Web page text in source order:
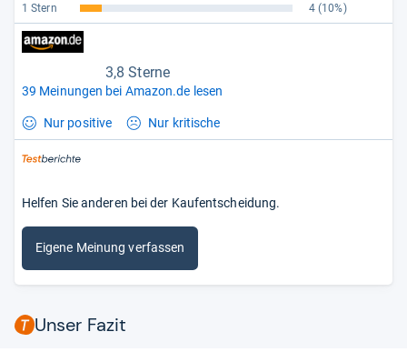
1 Stern
4 (10%)
3,8 Sterne
39 Meinungen bei Amazon.de lesen
Nur positive Nur kritische
Helfen Sie anderen bei der Kaufentscheidung.
Eigene Meinung verfassen
Unser Fazit